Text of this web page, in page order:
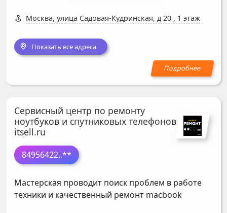
Москва, улица Садовая-Кудринская, д 20 , 1 этаж
Показать все адреса
Сервисный центр по ремонту
ноутбуков и спутниковых телефонов
itsell.ru
84956422..**
Мастерская проводит поиск проблем в работе
техники и качественный ремонт macbook